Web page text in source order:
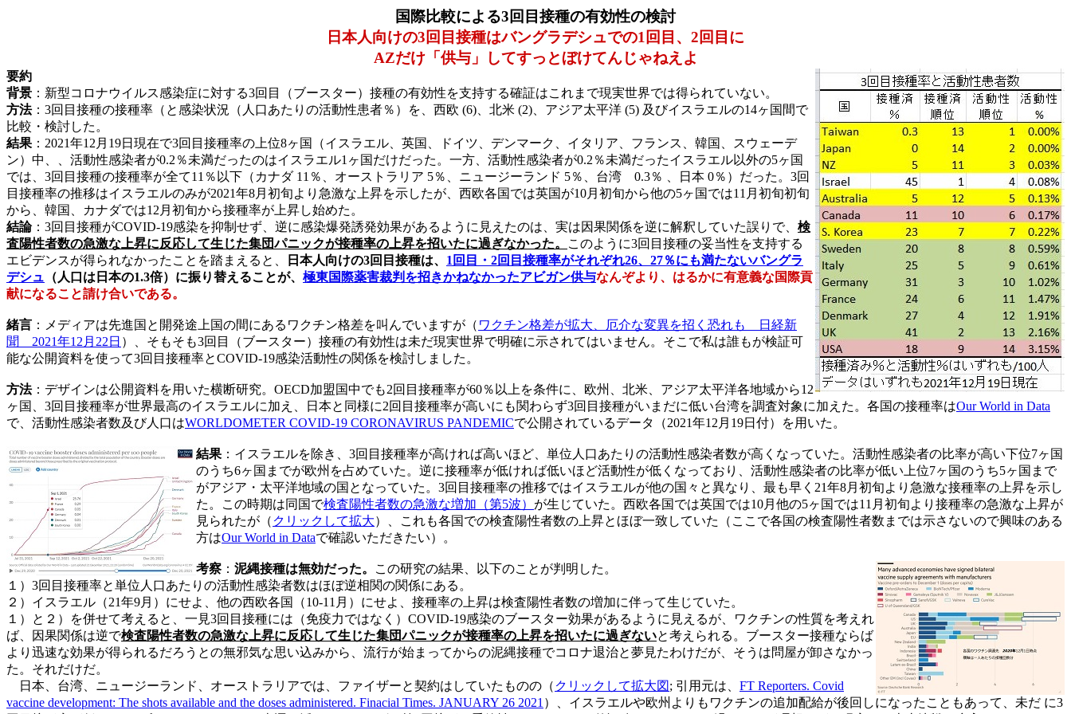
国際比較による3回目接種の有効性の検討
日本人向けの3回目接種はバングラデシュでの1回目、2回目に
AZだけ「供与」してすっとぼけてんじゃねえよ
要約
背景 ：新型コロナウイルス感染症に対する3回目（ブースター）接種の有効性を支持する確証はこれまで現実世界では得られていない。
方法：3回目接種の接種率（と感染状況（人口あたりの活動性患者％）を、西欧 (6)、北米 (2)、アジア太平洋 (5) 及びイスラエルの14ヶ国間で
比較・検討した。
結果 ：2021年12月19日現在で3回目接種率の上位8ヶ国（イスラエル、英国、ドイツ、デンマーク、イタリア、フランス、韓国、スウェーデ
ン）中、、活動性感染者が0.2％未満だったのはイスラエル1ヶ国だけだった。一方、活動性感染者が0.2％未満だったイスラエル以外の5ヶ国
では、3回目接種の接種率が全て11％以下（カナダ 11％、オーストラリア 5％、ニュージーランド 5％、台湾 0.3％ 、日本 0％）だった。3回
目接種率の推移はイスラエルのみが2021年8月初旬より急激な上昇を示したが、西欧各国では英国が10月初旬から他の5ヶ国では11月初旬初旬
から、韓国、カナダでは12月初旬から接種率が上昇し始めた。
結論：3回目接種がCOVID-19感染を抑制せず、逆に感染爆発誘発効果があるように見えたのは、実は因果関係を逆に解釈していた誤りで、 検
査陽性者数の急激な上昇に反応して生じた集団パニックが接種率の上昇を招いたに過ぎなかった。
このように3回目接種の妥当性を支持する
エビデンスが得られなかったことを踏まえると、
日本人向けの3回目接種は、 1回目・2回目接種率がそれぞれ26、27％にも満たないバングラ
デシュ （人口は日本の1.3倍）に振り替えることが、 極東国際薬害裁判を招きかねなかったアビガン供与なんぞより、はるかに有意義な国際貢
献になること請け合いである。
緒言 ：メディアは先進国と開発途上国の間にあるワクチン格差を叫んでいますが（ ワクチン格差が拡大、厄介な変異を招く恐れも 日経新
聞 2021年12月22日 ）、そもそも3回目（ブースター）接種の有効性は未だ現実世界で明確に示されてはいません。そこで私は誰もが検証可
能な公開資料を使って3回目接種率とCOVID-19感染活動性の関係を検討しました。
方法：デザインは公開資料を用いた横断研究。OECD加盟国中でも2回目接種率が60％以上を条件に、欧州、北米、アジア太平洋各地域から12
ヶ国、3回目接種率が世界最高のイスラエルに加え、日本と同様に2回目接種率が高いにも関わらず3回目接種がいまだに低い台湾を調査対象に加えた。各国の接種率はOur World in Data
で、活動性感染者数及び人口はWORLDOMETER COVID-19 CORONAVIRUS PANDEMICで公開されているデータ（2021年12月19日付）を用いた。
結果 ：イスラエルを除き、3回目接種率が高ければ高いほど、単位人口あたりの活動性感染者数が高くなっていた。活動性感染者の比率が高い下位7ヶ国
のうち6ヶ国までが欧州を占めていた。逆に接種率が低ければ低いほど活動性が低くなっており、活動性感染者の比率が低い上位7ヶ国のうち5ヶ国まで
がアジア・太平洋地域の国となっていた。3回目接種率の推移ではイスラエルが他の国々と異なり、最も早く21年8月初旬より急激な接種率の上昇を示し
た。この時期は同国で検査陽性者数の急激な増加（第5波） が生じていた。西欧各国では英国では10月他の5ヶ国では11月初旬より接種率の急激な上昇が
見られたが（ クリックして拡大）、これも各国での検査陽性者数の上昇とほぼ一致していた（ここで各国の検査陽性者数までは示さないので興味のある
方はOur World in Dataで確認いただきたい）。
考察 ： 泥縄接種は無効だった。
この研究の結果、以下のことが判明した。
１）3回目接種率と単位人口あたりの活動性感染者数はほぼ逆相関の関係にある。
２）イスラエル（21年9月）にせよ、他の西欧各国（10-11月）にせよ、接種率の上昇は検査陽性者数の増加に伴って生じていた。
１）と２）を併せて考えると、一見3回目接種には（免疫力ではなく）COVID-19感染のブースター効果があるように見えるが、ワクチンの性質を考えれ
ば、因果関係は逆で検査陽性者数の急激な上昇に反応して生じた集団パニックが接種率の上昇を招いたに過ぎないと考えられる。ブースター接種ならば
より迅速な効果が得られるだろうとの無邪気な思い込みから、流行が始まってからの泥縄接種でコロナ退治と夢見たわけだが、そうは問屋が卸さなかっ
た。それだけだ。
日本、台湾、ニュージーランド、オーストラリアでは、ファイザーと契約はしていたものの（ クリックして拡大図 ; 引用元は、 FT Reporters. Covid
vaccine development: The shots available and the doses administered. Finacial Times. JANUARY 26 2021 ）、イスラエルや欧州よりもワクチンの追加配給が後回しになったこともあって、未だ に3